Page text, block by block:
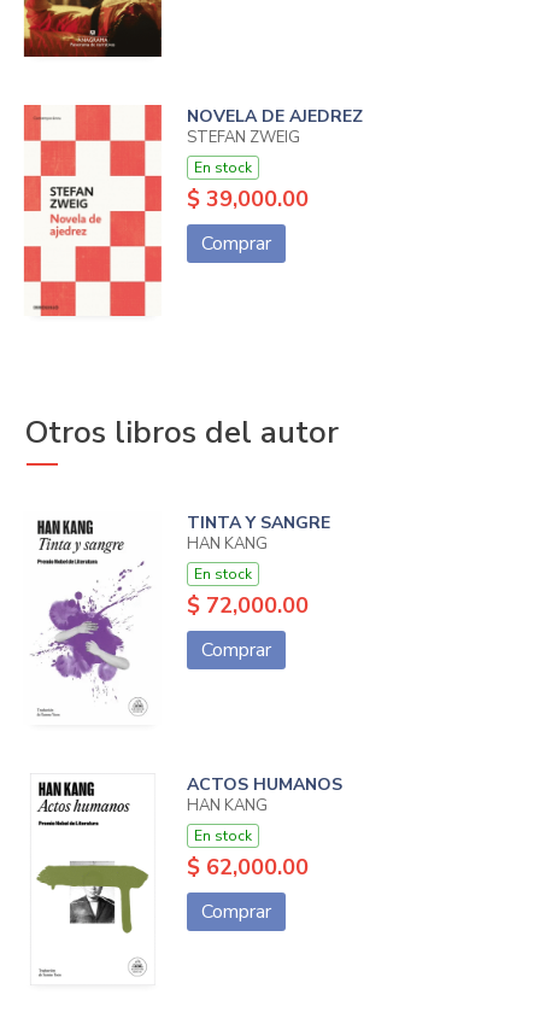
NOVELA DE AJEDREZ
STEFAN ZWEIG
En stock
$ 39,000.00
Comprar
Otros libros del autor
TINTA Y SANGRE
HAN KANG
En stock
$ 72,000.00
Comprar
ACTOS HUMANOS
HAN KANG
En stock
$ 62,000.00
Comprar